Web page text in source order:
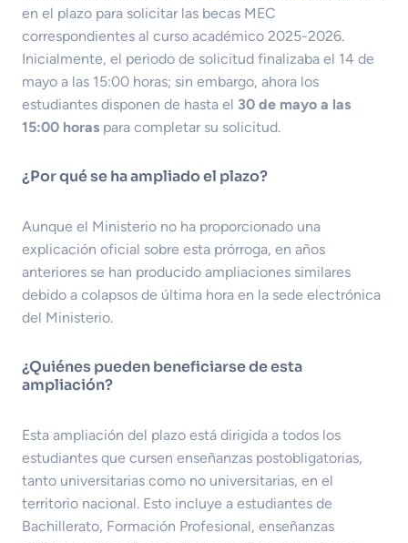
en el plazo para solicitar las becas MEC
correspondientes al curso académico 2025-2026.
Inicialmente, el periodo de solicitud finalizaba el 14 de
mayo a las 15:00 horas; sin embargo, ahora los
estudiantes disponen de hasta el 30 de mayo a las
15:00 horas para completar su solicitud.
¿Por qué se ha ampliado el plazo?
Aunque el Ministerio no ha proporcionado una
explicación oficial sobre esta prórroga, en años
anteriores se han producido ampliaciones similares
debido a colapsos de última hora en la sede electrónica
del Ministerio.
¿Quiénes pueden beneficiarse de esta
ampliación?
Esta ampliación del plazo está dirigida a todos los
estudiantes que cursen enseñanzas postobligatorias,
tanto universitarias como no universitarias, en el
territorio nacional. Esto incluye a estudiantes de
Bachillerato, Formación Profesional, enseñanzas